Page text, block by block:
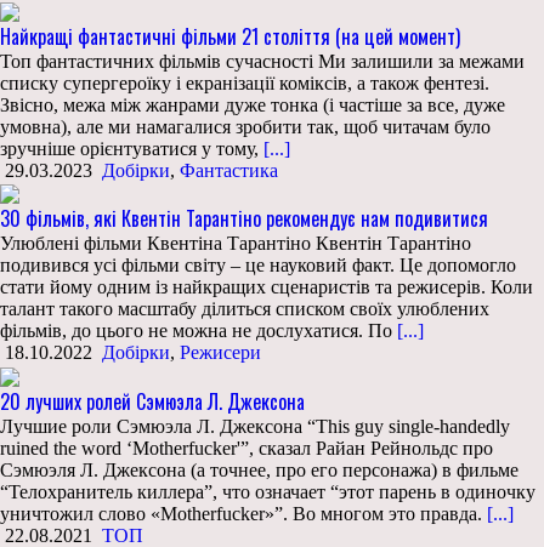
Найкращі фантастичні фільми 21 століття (на цей момент)
Топ фантастичних фільмів сучасності Ми залишили за межами
списку супергероїку і екранізації коміксів, а також фентезі.
Звісно, межа між жанрами дуже тонка (і частіше за все, дуже
умовна), але ми намагалися зробити так, щоб читачам було
зручніше орієнтуватися у тому, [...]
29.03.2023 Добірки, Фантастика
30 фільмів, які Квентін Тарантіно рекомендує нам подивитися
Улюблені фільми Квентіна Тарантіно Квентін Тарантіно
подивився усі фільми світу – це науковий факт. Це допомогло
стати йому одним із найкращих сценаристів та режисерів. Коли
талант такого масштабу ділиться списком своїх улюблених
фільмів, до цього не можна не дослухатися. По [...]
18.10.2022 Добірки, Режисери
20 лучших ролей Сэмюэла Л. Джексона
Лучшие роли Сэмюэла Л. Джексона “This guy single-handedly
ruined the word ‘Motherfucker'”, сказал Райан Рейнольдс про
Сэмюэля Л. Джексона (а точнее, про его персонажа) в фильме
“Телохранитель киллера”, что означает “этот парень в одиночку
уничтожил слово «Motherfucker»”. Во многом это правда. [...]
22.08.2021
ТОП